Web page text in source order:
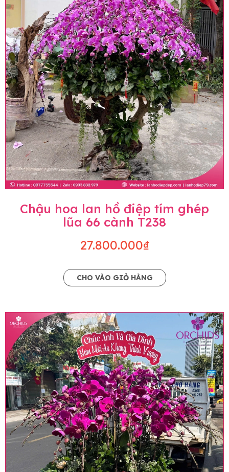
Chậu hoa lan hồ điệp tím ghép
lũa 66 cành T238
27.800.000₫
CHO VÀO GIỎ HÀNG